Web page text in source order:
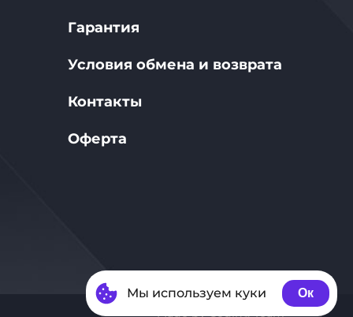
Мы используем куки Ок
Гарантия
Условия обмена и возврата
Контакты
Оферта
Made by Coding Team